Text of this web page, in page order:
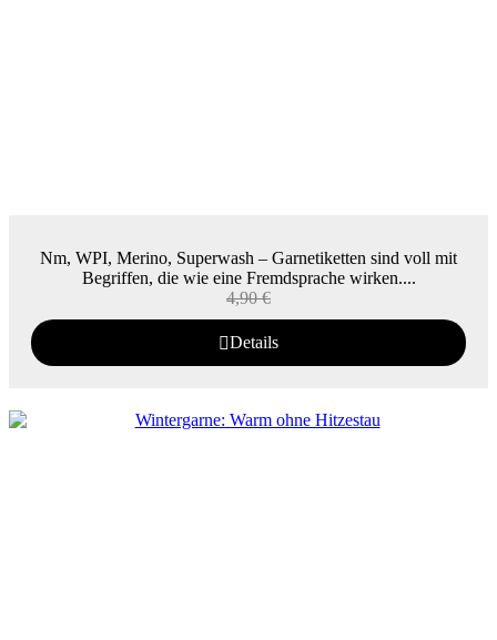
Nm, WPI, Merino, Superwash – Garnetiketten sind voll mit
Begriffen, die wie eine Fremdsprache wirken....
4,90€
Details